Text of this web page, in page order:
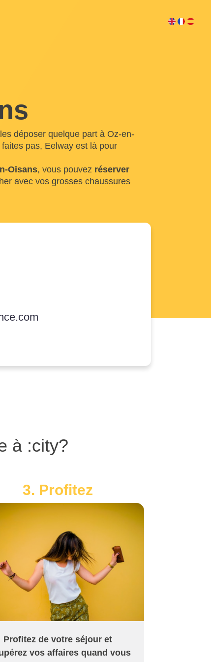
déposer quelque part à Oz-en-
pas, Eelway est là pour
Oisans, vous pouvez réserver
avec vos grosses chaussures
à :city?
3. Profitez
Profitez de votre séjour et
vos affaires quand vous